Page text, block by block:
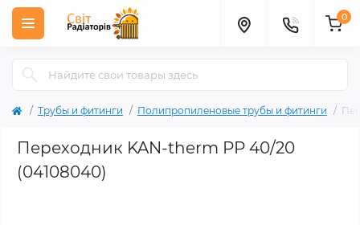
0
Трубы и фитинги Полипропиленовые трубы и фитинги
Переходник KAN-therm РР 40/20
(04108040)